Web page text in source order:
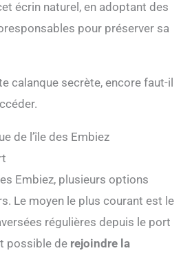
écrin naturel, en adoptant des
pour préserver sa
calanque secrète, encore faut-il
de l’île des Embiez
Embiez, plusieurs options
Le moyen le plus courant est le
régulières depuis le port
possible de rejoindre la